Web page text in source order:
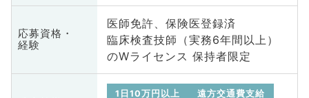
応募資格・
経験
医師免許、保険医登録済
臨床検査技師（実務6年間以上）
のWライセンス 保持者限定
1日10万円以上
遠方交通費支給